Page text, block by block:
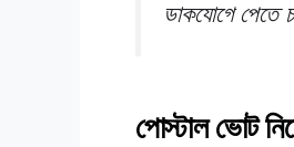
ডাকযোগে
পোস্টাল ভোট